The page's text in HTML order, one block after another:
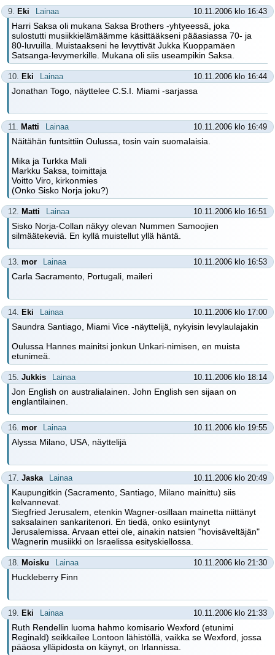
9. Eki Lainaa 10.11.2006 klo 16:43
Harri Saksa oli mukana Saksa Brothers -yhtyeessä, joka
sulostutti musiikkielämäämme käsittääkseni pääasiassa 70- ja
80-luvuilla. Muistaakseni he levyttivät Jukka Kuoppamäen
Satsanga-levymerkille. Mukana oli siis useampikin Saksa.
10. Eki Lainaa 10.11.2006 klo 16:44
Jonathan Togo, näyttelee C.S.I. Miami -sarjassa
11. Matti Lainaa 10.11.2006 klo 16:49
Näitähän funtsittiin Oulussa, tosin vain suomalaisia.
Mika ja Turkka Mali
Markku Saksa, toimittaja
Voitto Viro, kirkonmies
(Onko Sisko Norja joku?)
12. Matti Lainaa 10.11.2006 klo 16:51
Sisko Norja-Collan näkyy olevan Nummen Samoojien
silmäätekeviä. En kyllä muistellut yllä häntä.
13. mor Lainaa 10.11.2006 klo 16:53
Carla Sacramento, Portugali, maileri
14. Eki Lainaa 10.11.2006 klo 17:00
Saundra Santiago, Miami Vice -näyttelijä, nykyisin levylaulajakin
Oulussa Hannes mainitsi jonkun Unkari-nimisen, en muista
etunimeä.
15. Jukkis Lainaa 10.11.2006 klo 18:14
Jon English on australialainen. John English sen sijaan on
englantilainen.
16. mor Lainaa 10.11.2006 klo 19:55
Alyssa Milano, USA, näyttelijä
17. Jaska Lainaa 10.11.2006 klo 20:49
Kaupungitkin (Sacramento, Santiago, Milano mainittu) siis
kelvannevat.
Siegfried Jerusalem, etenkin Wagner-osillaan mainetta niittänyt
saksalainen sankaritenori. En tiedä, onko esiintynyt
Jerusalemissa. Arvaan ettei ole, ainakin natsien "hovisäveltäjän"
Wagnerin musiikki on Israelissa esityskiellossa.
18. Moisku Lainaa 10.11.2006 klo 21:30
Huckleberry Finn
19. Eki Lainaa 10.11.2006 klo 21:33
Ruth Rendellin luoma hahmo komisario Wexford (etunimi
Reginald) seikkailee Lontoon lähistöllä, vaikka se Wexford, jossa
pääosa ylläpidosta on käynyt, on Irlannissa.